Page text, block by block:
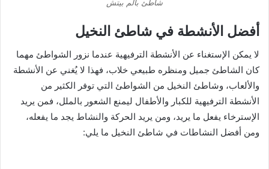
شاطئ بالم بيتش
أفضل الأنشطة في شاطئ النخيل
لا يمكن الإستغناء عن الأنشطة الترفيهية عندما نزور الشواطئ مهما
كان الشاطئ جميل ومنظره طبيعي خلاب، فهذا لا يُغني عن الأنشطة
والألعاب، وشاطئ النخيل من الشواطئ التي توفر الكثير من
الأنشطة الترفيهية للكبار والأطفال ليمنع الشعور بالملل، فمن يريد
الإسترخاء يفعل ما يريد، ومن يريد الحركة والنشاط يجد ما يفعله،
ومن أفضل النشاطات في شاطئ النخيل ما يلي: